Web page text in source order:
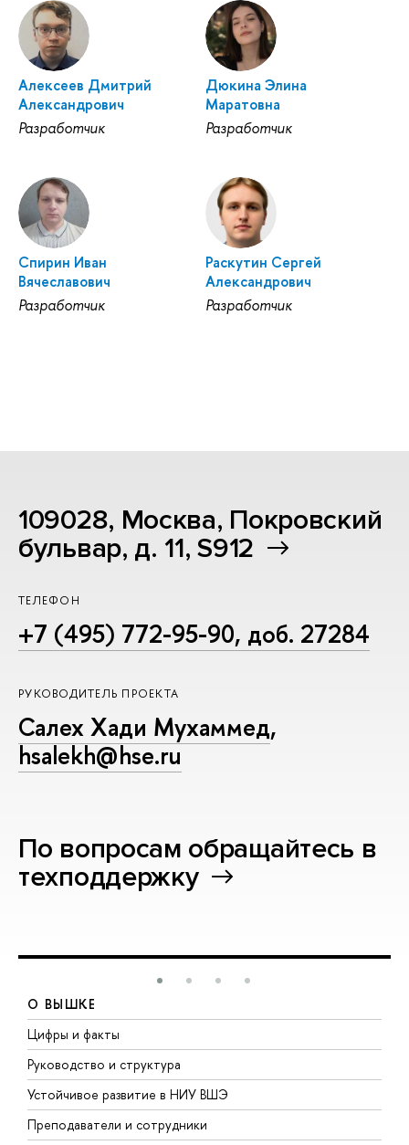
Алексеев Дмитрий
Александрович
Разработчик
Дюкина Элина
Маратовна
Разработчик
Спирин Иван
Вячеславович
Разработчик
Раскутин Сергей
Александрович
Разработчик
109028, Москва, Покровский
бульвар, д. 11, S912
ТЕЛЕФОН
+7 (495) 772-95-90, доб. 27284
РУКОВОДИТЕЛЬ ПРОЕКТА
Салех Хади Мухаммед,
hsalekh@hse.ru
По вопросам обращайтесь в
техподдержку
О ВЫШКЕ
Цифры и факты
Руководство и структура
Устойчивое развитие в НИУ ВШЭ
Преподаватели и сотрудники